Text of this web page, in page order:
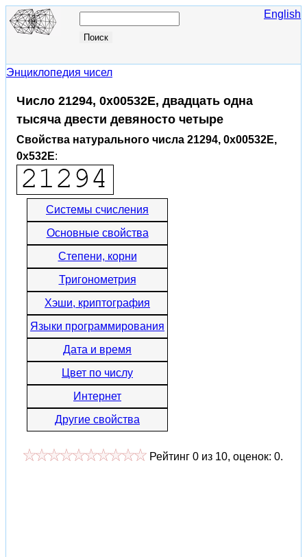
English
Энциклопедия чисел
Число 21294, 0x00532E, двадцать одна
тысяча двести девяносто четыре
Свойства натурального числа 21294, 0x00532E,
0x532E:
Системы счисления
Основные свойства
Степени, корни
Тригонометрия
Хэши, криптография
Языки программирования
Дата и время
Цвет по числу
Интернет
Другие свойства
Рейтинг 0 из 10, оценок: 0.